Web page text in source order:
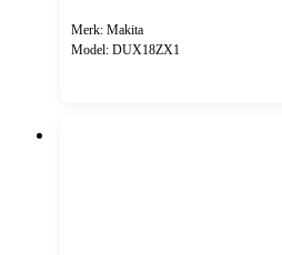
Merk: Makita
Model: DUX18ZX1